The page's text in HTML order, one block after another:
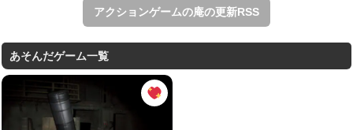
アクションゲームの庵の更新RSS
あそんだゲーム一覧